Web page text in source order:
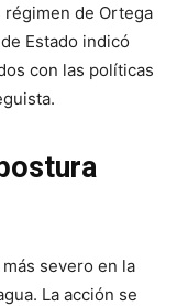
régimen de Ortega
Estado indicó
con las políticas
severo en la
La acción se